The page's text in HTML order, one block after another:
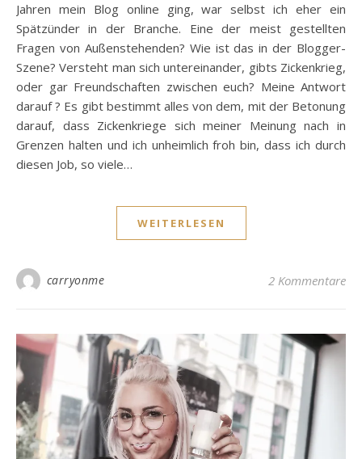
Jahren mein Blog online ging, war selbst ich eher ein
Spätzünder in der Branche. Eine der meist gestellten
Fragen von Außenstehenden? Wie ist das in der Blogger-
Szene? Versteht man sich untereinander, gibts Zickenkrieg,
oder gar Freundschaften zwischen euch? Meine Antwort
darauf ? Es gibt bestimmt alles von dem, mit der Betonung
darauf, dass Zickenkriege sich meiner Meinung nach in
Grenzen halten und ich unheimlich froh bin, dass ich durch
diesen Job, so viele…
WEITERLESEN
carryonme 2 Kommentare